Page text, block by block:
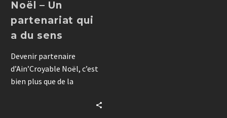
Noël – Un
partenariat qui
a du sens
Devenir partenaire
d’Ain’Croyable Noël, c’est
bien plus que de la
d’intégrer votre marque à